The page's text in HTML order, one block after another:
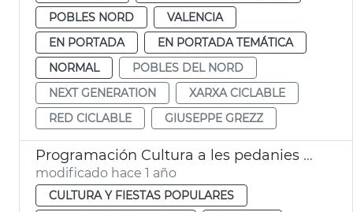
POBLES NORD
VALENCIA
EN PORTADA
EN PORTADA TEMÁTICA
NORMAL
POBLES DEL NORD
NEXT GENERATION
XARXA CICLABLE
RED CICLABLE
GIUSEPPE GREZZ
Programación Cultura a les pedanies València
modificado hace 1 año
CULTURA Y FIESTAS POPULARES